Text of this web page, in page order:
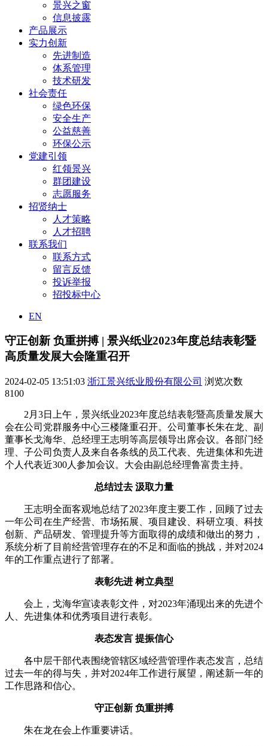
景兴之窗
信息披露
产品展示
实力创新
先进制造
体系管理
技术研发
社会责任
绿色环保
安全生产
公益慈善
环保公示
党建引领
红领景兴
群团建设
志愿服务
招贤纳士
人才策略
人才招聘
联系我们
联系方式
留言反馈
投诉举报
招投标中心
EN
守正创新 负重拼搏 | 景兴纸业2023年度总结表彰暨
高质量发展大会隆重召开
2024-02-05 13:51:03 浙江景兴纸业股份有限公司 浏览次数
8100
2月3日上午，景兴纸业2023年度总结表彰暨高质量发展大
会在公司党群服务中心三楼隆重召开。公司董事长朱在龙、副
董事长戈海华、总经理王志明等高层领导出席会议。各部门经
理、子公司负责人及来自各条线的员工代表、先进集体和先进
个人代表近300人参加会议。大会由副总经理鲁富贵主持。
总结过去 汲取力量
王志明全面客观地总结了2023年度主要工作，回顾了过去
一年公司在生产经营、市场拓展、项目建设、科研立项、科技
创新、产品研发、管理提升等方面取得的成绩和做出的努力，
系统分析了目前经营管理存在的不足和面临的挑战，并对2024
年的工作重点进行了部署。
表彰先进 树立典型
会上，戈海华宣读表彰文件，对2023年涌现出来的先进个
人、先进集体和优秀项目进行表彰。
表态发言 提振信心
各中层干部代表围绕管辖区域经营管理作表态发言，总结
过去一年的得与失，并对2024年工作进行展望，阐述新一年的
工作思路和信心。
守正创新 负重拼搏
朱在龙在会上作重要讲话。